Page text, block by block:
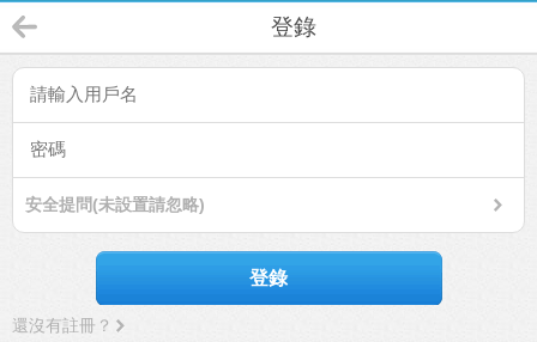
登錄
安全提問(未設置請忽略)
登錄
還沒有註冊？